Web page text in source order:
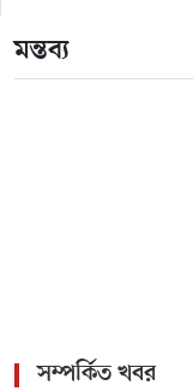
মন্তব্য
সম্পর্কিত খবর